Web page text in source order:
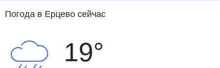
Погода в Ерцево сейчас
19°